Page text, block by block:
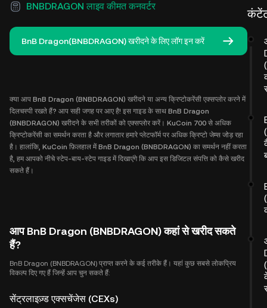
BNBDRAGON लाइव कीमत कनवर्टर
BnB Dragon(BNBDRAGON) खरीदने के लिए लॉग इन करें
क्या आप BnB Dragon (BNBDRAGON) खरीदने या अन्य क्रिप्टोकरेंसी एक्सप्लोर करने में
दिलचस्पी रखते हैं? आप सही जगह पर आए है! इस गाइड के साथ BnB Dragon
(BNBDRAGON) खरीदने के सभी तरीकों को एक्सप्लोर करें। KuCoin 700 से अधिक
क्रिप्टोकरेंसी का समर्थन करता है और लगातार हमारे प्लेटफॉर्म पर अधिक क्रिप्टो जेम्स जोड़ रहा
है। हालांकि, KuCoin फ़िलहाल में BnB Dragon (BNBDRAGON) का समर्थन नहीं करता
है, हम आपको नीचे स्टेप-बाय-स्टेप गाइड में दिखाएंगे कि आप इस डिजिटल संपत्ति को कैसे खरीद
सकते हैं।
आप BnB Dragon (BNBDRAGON) कहां से खरीद सकते
हैं?
BnB Dragon (BNBDRAGON) प्राप्त करने के कई तरीके हैं। यहां कुछ सबसे लोकप्रिय
विकल्प दिए गए हैं जिन्हें आप चुन सकते हैं:
सेंट्रलाइज़्ड एक्सचेंजेस (CEXs)